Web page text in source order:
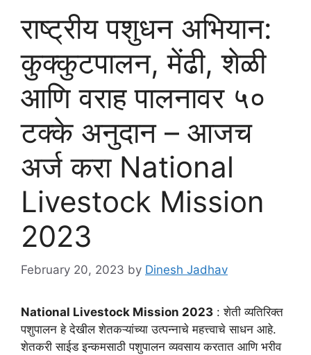
राष्ट्रीय पशुधन अभियान:
कुक्कुटपालन, मेंढी, शेळी
आणि वराह पालनावर ५०
टक्के अनुदान – आजच
अर्ज करा National
Livestock Mission
2023
February 20, 2023 by Dinesh Jadhav
National Livestock Mission 2023 : शेती व्यतिरिक्त
पशुपालन हे देखील शेतकऱ्यांच्या उत्पन्नाचे महत्त्वाचे साधन आहे.
शेतकरी साईड इन्कमसाठी पशुपालन व्यवसाय करतात आणि भरीव